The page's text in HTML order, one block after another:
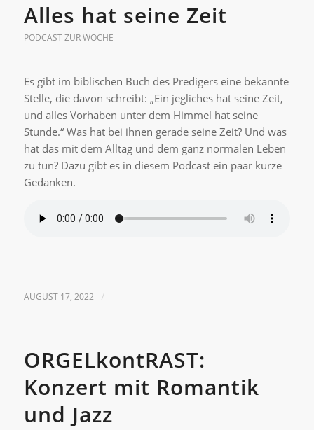
Alles hat seine Zeit
PODCAST ZUR WOCHE
Es gibt im biblischen Buch des Predigers eine bekannte
Stelle, die davon schreibt: „Ein jegliches hat seine Zeit,
und alles Vorhaben unter dem Himmel hat seine
Stunde.“ Was hat bei ihnen gerade seine Zeit? Und was
hat das mit dem Alltag und dem ganz normalen Leben
zu tun? Dazu gibt es in diesem Podcast ein paar kurze
Gedanken.
AUGUST 17, 2022 /
ORGELkontRAST:
Konzert mit Romantik
und Jazz